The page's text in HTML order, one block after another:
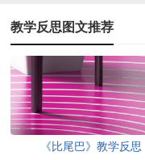
教学反思图文推荐
《比尾巴》教学反思